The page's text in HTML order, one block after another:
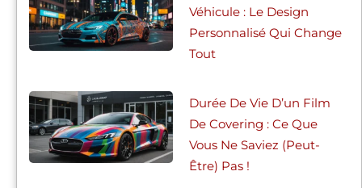
Véhicule : Le Design
Personnalisé Qui Change
Tout
Durée De Vie D’un Film
De Covering : Ce Que
Vous Ne Saviez (peut-
Être) Pas !